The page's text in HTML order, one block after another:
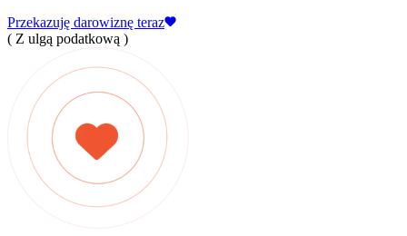
Przekazuję darowiznę teraz
( Z ulgą podatkową )